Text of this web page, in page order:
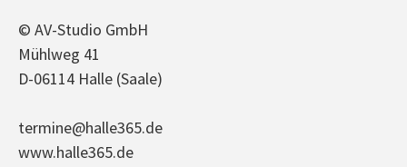
© AV-Studio GmbH
Mühlweg 41
D-06114 Halle (Saale)
termine@halle365.de
www.halle365.de